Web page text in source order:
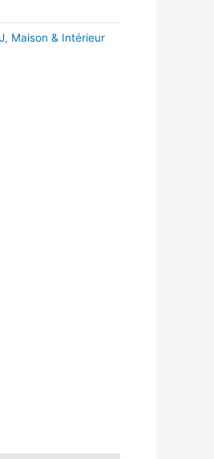
, Maison & Intérieur